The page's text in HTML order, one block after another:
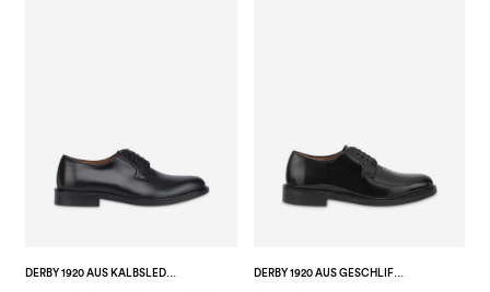
DERBY 1920 AUS KALBSLEDER DERBY 1920 AUS GESCHLIFFENEM KALBSLEDER